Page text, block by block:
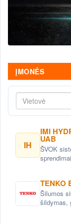
ĮMONĖS
Vietovė
IH
IMI
UAB
ŠVOK
TENKO
Šilumos
šildymas,